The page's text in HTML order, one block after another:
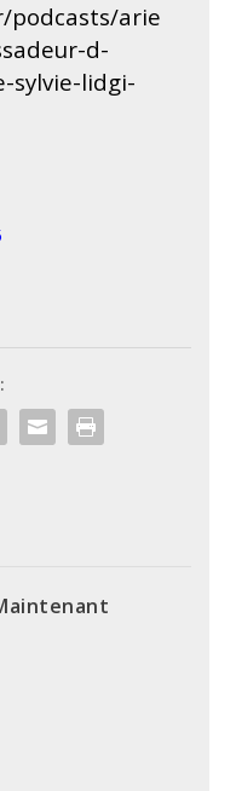
podcasts/arie
d-
sylvie-lidgi-